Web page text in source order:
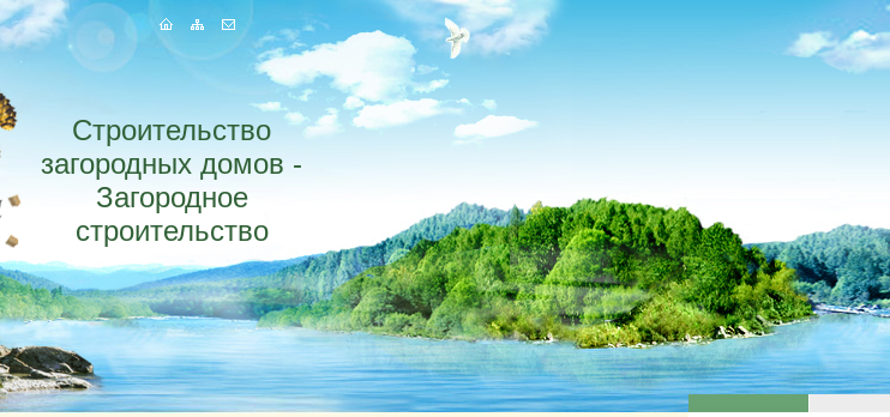
Строительство
загородных домов -
Загородное
строительство